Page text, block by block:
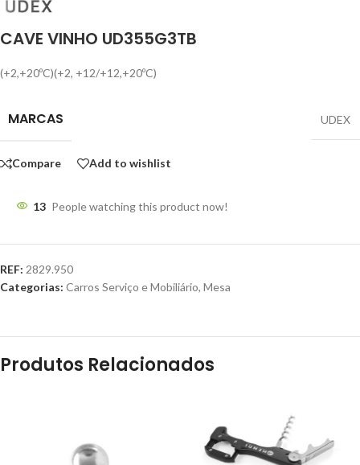
CAVE VINHO UD355G3TB
(+2,+20ºC)(+2, +12/+12,+20ºC)
MARCAS UDEX
Compare Add to wishlist
13 People watching this product now!
REF: 2829.950
Categorias: Carros Serviço e Mobiliário, Mesa
Produtos Relacionados